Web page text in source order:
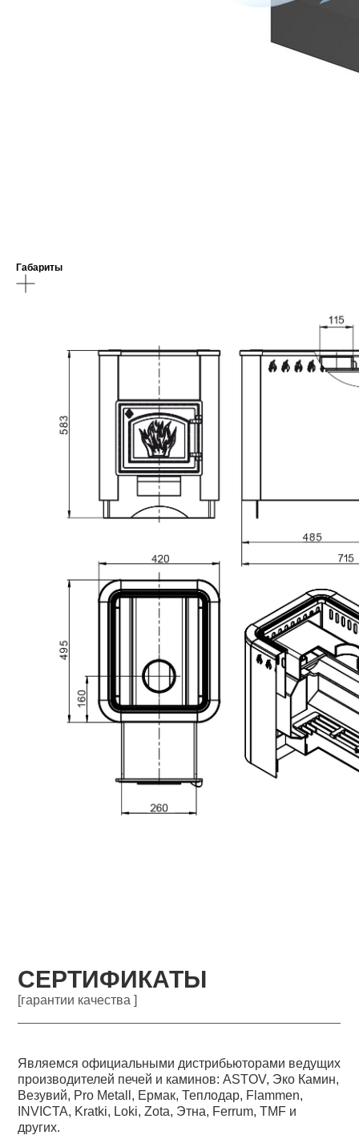
Габариты
СЕРТИФИКАТЫ
[гарантии качества ]
Являемся официальными дистрибьюторами ведущих
производителей печей и каминов: ASTOV, Эко Камин,
Везувий, Pro Metall, Ермак, Теплодар, Flammen,
INVICTA, Kratki, Loki, Zota, Этна, Ferrum, TMF и
других.